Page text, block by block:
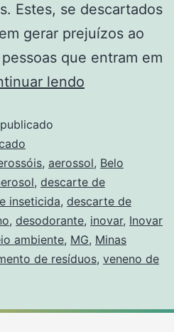
Estes, se descartados
gerar prejuízos ao
que entram em
lendo
publicado
, aerossol, Belo
, descarte de
inseticida, descarte de
, desodorante, inovar, Inovar
ambiente, MG, Minas
de resíduos, veneno de